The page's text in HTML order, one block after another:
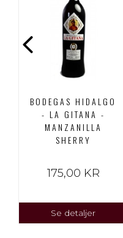
BODEGAS HIDALGO
- LA GITANA -
MANZANILLA
SHERRY
175,00 KR
Se detaljer